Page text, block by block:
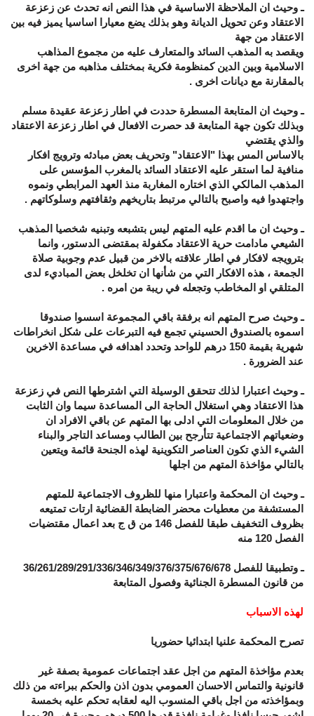
ـ وحيث ان الملاحظة الاساسية في هذا النص انه تحدث عن زعزعة
الاعتقاد وعن تحويل الديانة وهو بذلك يضع معيارا اساسيا يميز فيه بين
الاعتقاد من جهة
ويقصد به المذهب السائد والمتعارف عليه من مجموع المذاهب
الاسلامية وبين الدين كمنظومة فكرية بمختلف مذاهبه من جهة اخرى
بالمقارنة مع ديانات اخرى .
ـ وحيث ان المتابعة المسطرة حددت في اطار زعزعة عقيدة مسلم
وبذلك تكون جهة المتابعة قد حصرت الافعال في اطار زعزعة الاعتقاد
والذي يقتضي
بالاساس المس بهذا "الاعتقاد" وتحريف بعض مبادئه وترويج افكار
منافية لما استقر عليه الاعتقاد السائد بالمغرب المؤسس على
المذهب المالكي الذي اختاره المغاربة منذ العهد المرابطي ونموه
واجتهدوا فيه واصبح بالتالي مرتبط بتاريخهم وثقافتهم وسلوكاتهم .
ـ وحيث ان ما اقدم عليه المتهم ليس بتشبعه وتبنيه شخصيا المذهب
الشيعي مادامت حرية الاعتقاد مكفولة بمقتضى الدستور، وانما
بترويجه لافكار في اطار علاقته بالاخر من قبيل عدم وجوبية صلاة
الجمعة ، هذه الافكار التي من شأنها ان تخلخل بعض المباديء لدى
المتلقي او المخاطب وتجعله في ريبة من امره .
ـ وحيث صرح المتهم انه برفقة باقي المجموعة اسسوا صندوقا
اسموه بالصندوق الحسيني تجمع فيه التبرعات على شكل انخراطات
شهرية بقيمة 150 درهم للواحد وتحدد اهدافه في مساعدة الاخرين
عند الضرورة .
ـ وحيث اعتبارا لذلك تتحقق الوسيلة التي اشترطها النص في زعزعة
هذا الاعتقاد وهي استغلال الحاجة الى المساعدة سيما وان الثابت
من خلال المعلومات التي ادلى بها المتهم عن باقي الافراد ان
وضعياتهم الاجتماعية تتأرجح بين الطالب ومساعد التاجر والبناء
الشيء الذي تكون العناصر التكوينية لهذه الجنحة قائمة ويتعين
بالتالي مؤاخذة المتهم من اجلها
ـ وحيث ان المحكمة واعتبارا منها للظروف الاجتماعية للمتهم
المستشفة من معطيات محضر الضابطة القضائية ارتات تمتيعه
بظروف التخفيف طبقا للفصل 146 من ق ج بعد اعمال مقتضيات
الفصل 120 منه
ـ وتطبيقا للفصل 36/261/289/291/336/346/349/376 /375/676/678
من قانون المسطرة الجنائية وفصول المتابعة
لهذه الاسباب
تصرح المحكمة علنيا ابتدائيا حضوريا
بعدم مؤاخذة المتهم من اجل عقد اجتماعات عمومية بصفة غير
قانونية والتماس الاحسان العمومي بدون اذن والحكم ببراءته من ذلك
وبمؤاخذته من اجل باقي المنسوب اليه لعقابه تحكم عليه بخمسة